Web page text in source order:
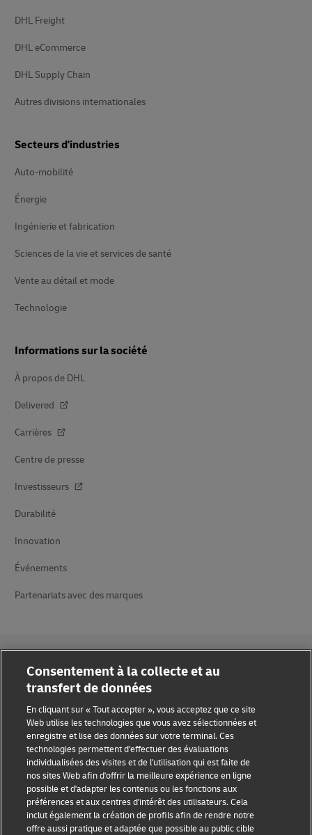
DHL Freight
DHL eCommerce
DHL Supply Chain
Autres divisions internationales
Secteurs d'industries
Auto-mobilité
Énergie
Ingénierie et fabrication
Sciences de la vie et services de santé
Vente au détail et mode
Technologie
Informations sur la société
À propos de DHL
Delivered
Carrières
Centre de presse
Investisseurs
Durabilité
Innovation
Événements
Partenariats avec des marques
Sensibilisation à la fraude
Mention légale
Conditions d’utilisation
Confidentialité
Accessibilité
Consentement à la collecte et au
transfert de données
En cliquant sur « Tout accepter », vous acceptez que ce site
Web utilise les technologies que vous avez sélectionnées et
enregistre et lise des données sur votre terminal. Ces
technologies permettent d'effectuer des évaluations
individualisées des visites et de l'utilisation qui est faite de
nos sites Web afin d'offrir la meilleure expérience en ligne
possible et d'adapter les contenus ou les fonctions aux
préférences et aux centres d'intérêt des utilisateurs. Cela
inclut également la création de profils afin de rendre notre
offre aussi pratique et adaptée que possible au public cible